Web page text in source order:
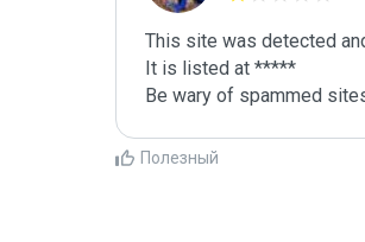
This site was detected
It is listed at *****
Be wary of spammed
Полезный